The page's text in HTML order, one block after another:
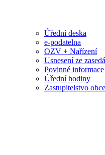
Úřední deska
e-podatelna
OZV + Nařízení
Usnesení ze
Povinné informace
Úřední hodiny
Zastupitelstvo obce